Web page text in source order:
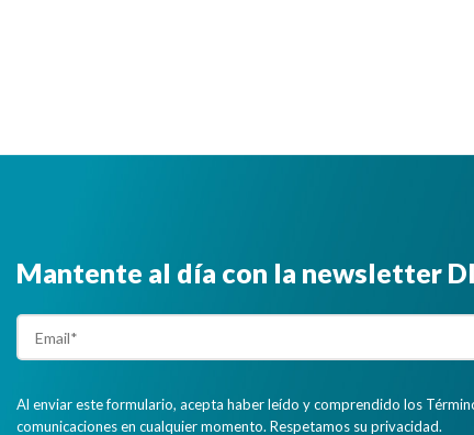
Mantente al día con la newsletter
Al enviar este formulario, acepta haber leído y comprendido los
comunicaciones en cualquier momento. Respetamos su privacidad.